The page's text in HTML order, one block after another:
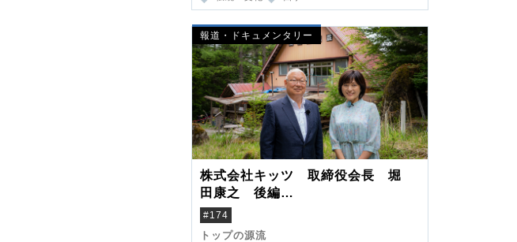
報道・ドキュメンタリー
株式会社キッツ 取締役会長 堀
田康之 後編
米国駐在でも浮かんだ八ヶ岳 山
小屋を営んだ父母
#174
トップの源流